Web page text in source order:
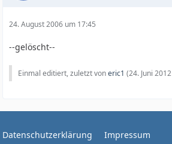
24. August 2006 um 17:45
--gelöscht--
Einmal editiert, zuletzt voneric1 (24. Juni
Datenschutzerklärung Impressum